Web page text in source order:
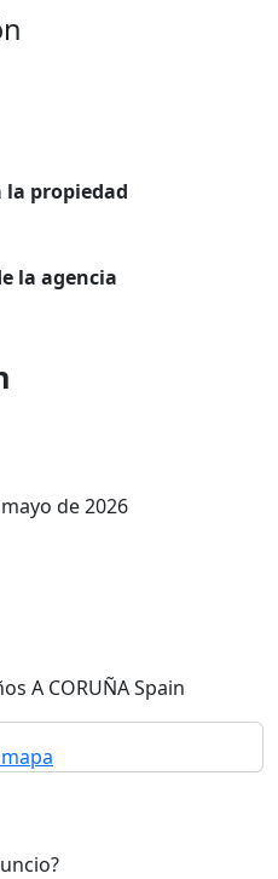
propiedad
la agencia
de 2026
A CORUÑA Spain